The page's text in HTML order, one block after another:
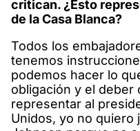
critican. ¿Esto
de la Casa Blanca?
Todos los
tenemos
podemos hacer lo
obligación y el deber
representar al
Unidos, yo no quiero